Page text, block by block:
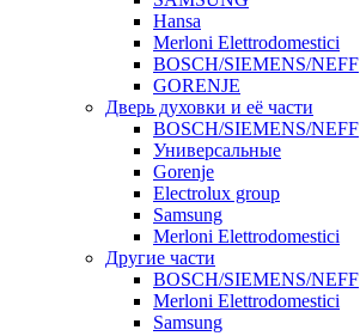
Hansa
Merloni Elettrodomestici
BOSCH/SIEMENS/NEFF
GORENJE
Дверь духовки и её части
BOSCH/SIEMENS/NEFF
Универсальные
Gorenje
Electrolux group
Samsung
Merloni Elettrodomestici
Другие части
BOSCH/SIEMENS/NEFF
Merloni Elettrodomestici
Samsung